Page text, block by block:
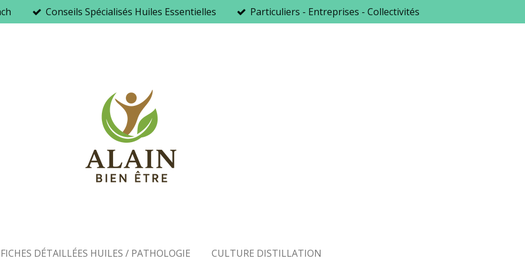
Conseils Spécialisés Huiles Essentielles Particuliers - Entreprises - Collectivités
FICHES DÉTAILLÉES HUILES / PATHOLOGIE
CULTURE DISTILLATION